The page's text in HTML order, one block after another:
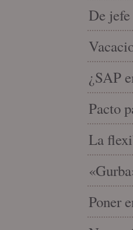
De
¿SAP
Pacto
La
Poner